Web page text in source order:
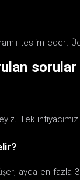
teslim eder.
sorular
Tek
ayda en fazla